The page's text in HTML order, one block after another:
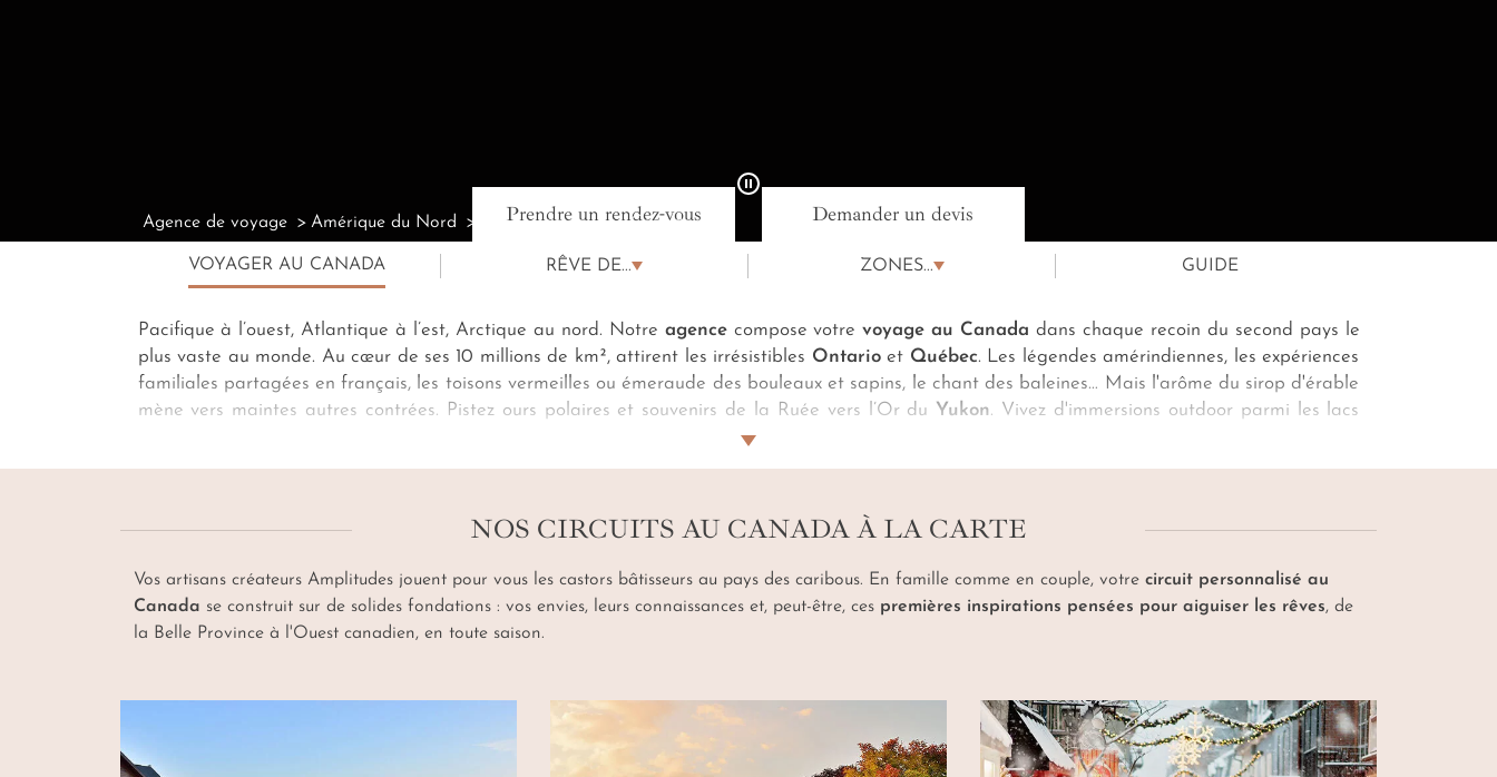
Prendre un rendez-vous Demander un devis
Agence de voyage Amérique du Nord Agence de voyage Canada
VOYAGER AU CANADA RÊVE DE... ZONES... GUIDE
Pacifique à l’ouest, Atlantique à l’est, Arctique au nord. Notre agencecompose votrevoyage au Canada dans chaque recoin du second pays le
plus vaste au monde. Au cœur de ses 10 millions de km², attirent les irrésistibles Ontario et Québec. Les légendes amérindiennes, les expériences
familiales partagées en français, les toisons vermeilles ou émeraude des bouleaux et sapins, le chant des baleines… Mais l'arôme du sirop d'érable
mène vers maintes autres contrées. Pistez ours polaires et souvenirs de la Ruée vers l’Or du Yukon. Vivez d'immersions outdoorparmi les lacs
et craquez pour le cocooning sauvage des écrins de
NOS CIRCUITS AU CANADA À LA CARTE
Vos artisans créateurs Amplitudes jouent pour vous les castors bâtisseurs au pays des caribous. En famille comme en couple, votre circuit personnalisé au
Canada se construit sur de solides fondations : vos envies, leurs connaissances et, peut-être, ces premières inspirations pensées pour aiguiser les rêves, de
la Belle Province à l'Ouest canadien, en toute saison.